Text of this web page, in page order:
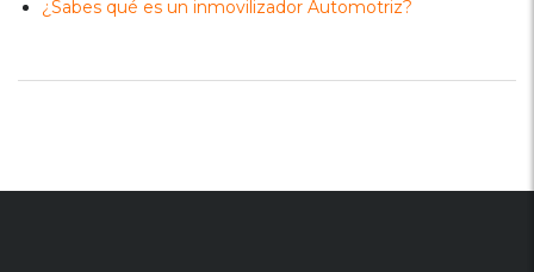
¿Sabes qué es un inmovilizador Automotriz?